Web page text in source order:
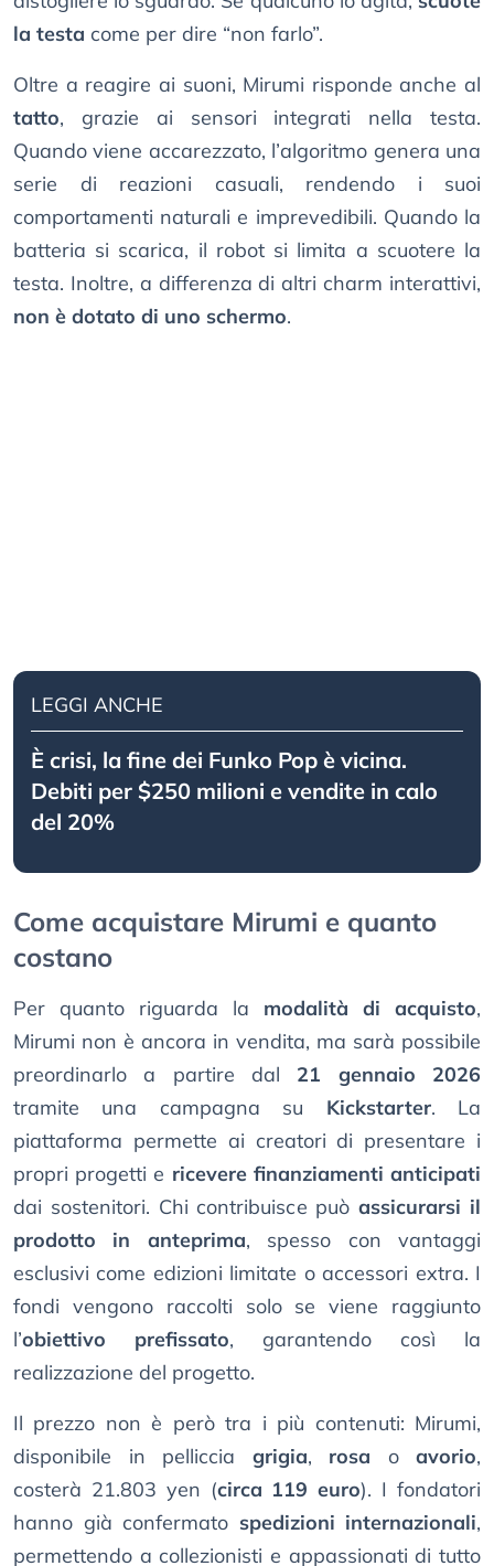
la testa come per dire “non farlo”.
Oltre a reagire ai suoni, Mirumi risponde anche al
tatto, grazie ai sensori integrati nella testa.
Quando viene accarezzato, l’algoritmo genera una
serie di reazioni casuali, rendendo i suoi
comportamenti naturali e imprevedibili. Quando la
batteria si scarica, il robot si limita a scuotere la
testa. Inoltre, a differenza di altri charm interattivi,
non è dotato di uno schermo.
LEGGI ANCHE
È crisi, la fine dei Funko Pop è vicina.
Debiti per $250 milioni e vendite in calo
del 20%
Come acquistare Mirumi e quanto
costano
Per quanto riguarda la modalità di acquisto,
Mirumi non è ancora in vendita, ma sarà possibile
preordinarlo a partire dal 21 gennaio 2026
tramite una campagna su Kickstarter. La
piattaforma permette ai creatori di presentare i
propri progetti e ricevere finanziamenti anticipati
dai sostenitori. Chi contribuisce puòassicurarsi il
prodotto in anteprima, spesso con vantaggi
esclusivi come edizioni limitate o accessori extra. I
fondi vengono raccolti solo se viene raggiunto
l’obiettivo prefissato, garantendo così la
realizzazione del progetto.
Il prezzo non è però tra i più contenuti: Mirumi,
disponibile in pelliccia grigia, rosa o avorio,
costerà 21.803 yen (circa 119 euro). I fondatori
hanno già confermato spedizioni internazionali,
permettendo a collezionisti e appassionati di tutto